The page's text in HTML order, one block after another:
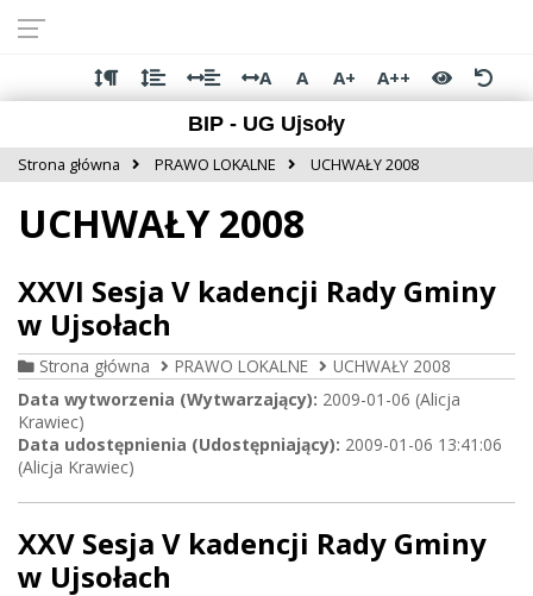
dostępności
głównej
treści
menu
stopki
A A A+
A++
BIP - UG Ujsoły
Strona główna PRAWO LOKALNE UCHWAŁY 2008
UCHWAŁY 2008
XXVI Sesja V kadencji Rady Gminy
w Ujsołach
Strona główna PRAWO LOKALNE
UCHWAŁY 2008
Data wytworzenia (Wytwarzający): 2009-01-06 (Alicja
Krawiec)
Data udostępnienia (Udostępniający): 2009-01-06 13:41:06
(Alicja Krawiec)
XXV Sesja V kadencji Rady Gminy
w Ujsołach